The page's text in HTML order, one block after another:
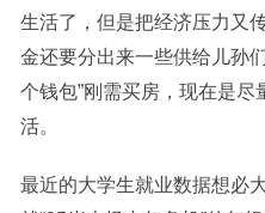
生活了，但是把经济压力又
金还要分出来一些供给儿孙
个钱包”刚需买房，现在是
活。
最近的大学生就业数据想必